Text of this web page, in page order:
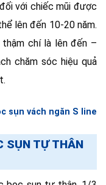
với chiếc mũi được
lên đến 10-20 năm.
chí là lên đến –
chăm sóc hiệu quả
sụn vách ngăn S line
SỤN TỰ THÂN